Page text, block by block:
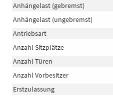
Anhängelast (gebremst)
Anhängelast (ungebremst)
Antriebsart
Anzahl Sitzplätze
Anzahl Türen
Anzahl Vorbesitzer
Erstzulassung